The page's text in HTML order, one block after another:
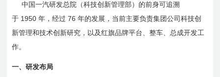
中国一汽研发总院（科技创新管理部）的前身可追溯
于 1950年，经过 76年的发展，当前主要负责集团公司科技创
新管理和技术创新研究，以及红旗品牌平台、整车、总成开发工
作。
一、研发布局